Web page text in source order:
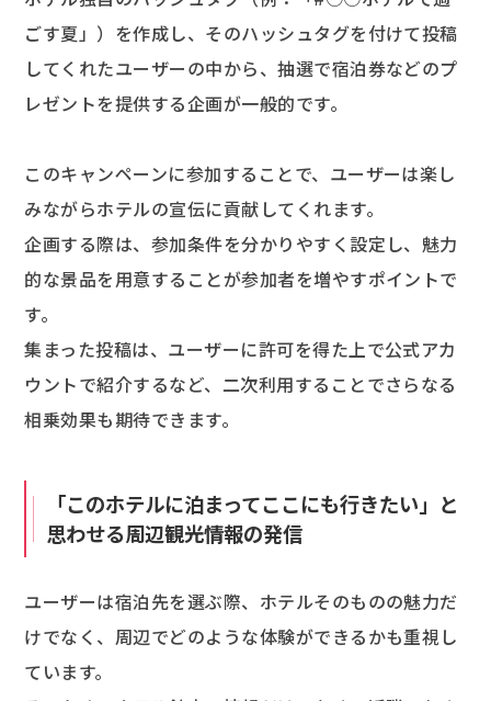
ごす夏」）を作成し、そのハッシュタグを付けて投稿
してくれたユーザーの中から、抽選で宿泊券などのプ
レゼントを提供する企画が一般的です。
このキャンペーンに参加することで、ユーザーは楽し
みながらホテルの宣伝に貢献してくれます。
企画する際は、参加条件を分かりやすく設定し、魅力
的な景品を用意することが参加者を増やすポイントで
す。
集まった投稿は、ユーザーに許可を得た上で公式アカ
ウントで紹介するなど、二次利用することでさらなる
相乗効果も期待できます。
「このホテルに泊まってここにも行きたい」と
思わせる周辺観光情報の発信
ユーザーは宿泊先を選ぶ際、ホテルそのものの魅力だ
けでなく、周辺でどのような体験ができるかも重視し
ています。